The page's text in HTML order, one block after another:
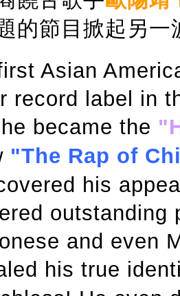
的節目掀起另一
Asian
record label in
became the
"The Rap of
his
outstanding
and even
his true